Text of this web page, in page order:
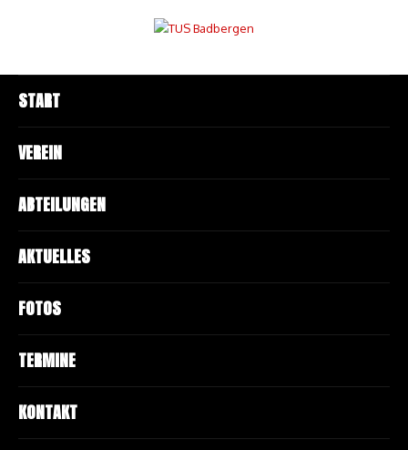
START
VEREIN
ABTEILUNGEN
AKTUELLES
FOTOS
TERMINE
KONTAKT